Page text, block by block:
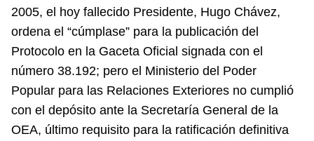
2005, el hoy fallecido Presidente, Hugo Chávez,
ordena el “cúmplase” para la publicación del
Protocolo en la Gaceta Oficial signada con el
número 38.192; pero el Ministerio del Poder
Popular para las Relaciones Exteriores no cumplió
con el depósito ante la Secretaría General de la
OEA, último requisito para la ratificación definitiva